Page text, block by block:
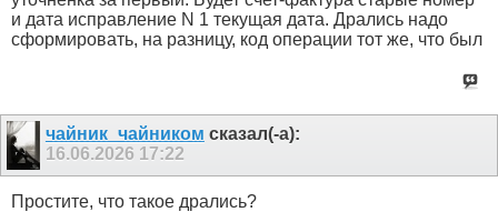
и дата исправление N 1 текущая дата. Дрались надо
сформировать, на разницу, код операции тот же, что был
чайник_чайником сказал(-а):
16.06.2026 17:22
Простите, что такое дрались?